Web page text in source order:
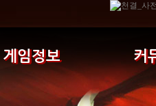
게임정보 커